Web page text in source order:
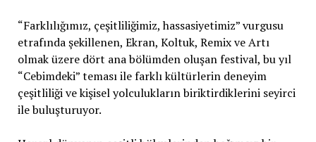
“Farklılığımız, çeşitliliğimiz, hassasiyetimiz” vurgusu
etrafında şekillenen, Ekran, Koltuk, Remix ve Artı
olmak üzere dört ana bölümden oluşan festival, bu yıl
“Cebimdeki” teması ile farklı kültürlerin deneyim
çeşitliliği ve kişisel yolculukların biriktirdiklerini seyirci
ile buluşturuyor.